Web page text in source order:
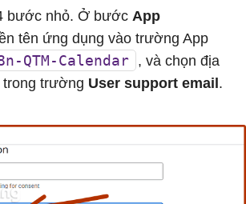
bước nhỏ. Ở bước App
tên ứng dụng vào trường App
QTM-Calendar , và chọn địa
trường User support email.